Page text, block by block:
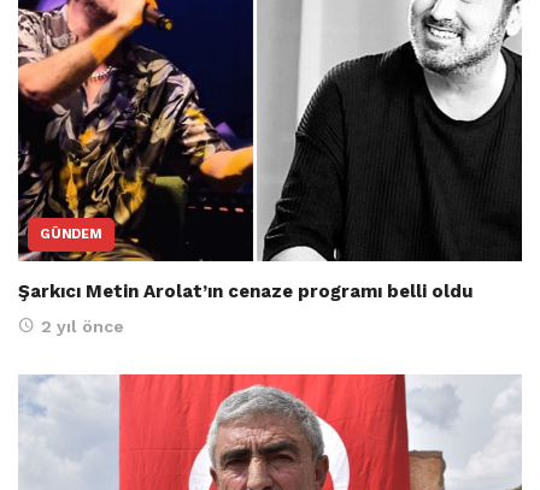
GÜNDEM
Şarkıcı Metin Arolat’ın cenaze programı belli oldu
2 yıl önce